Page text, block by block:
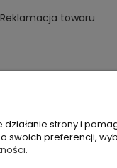
Reklamacja towaru
strony i
swoich preferencji,